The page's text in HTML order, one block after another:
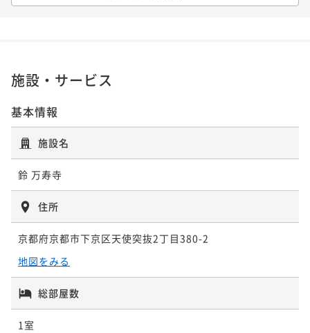
【素泊まり】スタンダードプランでシンプルSTAY！1
施設・サービス
基本情報
施設名
鈴 万寿寺
住所
京都府京都市下京区天使突抜2丁目380-2
地図をみる
総部屋数
1室